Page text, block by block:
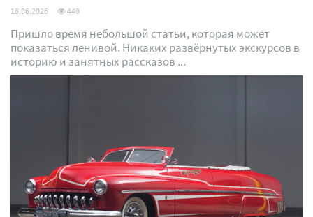
18.06.2026 440
Пришло время небольшой статьи, которая может
показаться ленивой. Никаких развёрнутых экскурсов в
историю и занятных рассказов ...